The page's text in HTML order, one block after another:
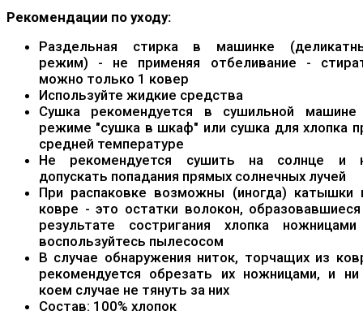
Рекомендации по уходу:
Раздельная стирка в машинке
режим) - не применяя отбеливание -
можно только 1 ковер
Используйте жидкие средства
Сушка рекомендуется в сушильной
режиме "сушка в шкаф" или сушка для хлопка
средней температуре
Не рекомендуется сушить на солнце и
допускать попадания прямых солнечных лучей
При распаковке возможны (иногда) катышки
ковре - это остатки волокон,
результате состригания хлопка
воспользуйтесь пылесосом
В случае обнаружения ниток, торчащих из
рекомендуется обрезать их ножницами, и
коем случае не тянуть за них
Состав: 100% хлопок